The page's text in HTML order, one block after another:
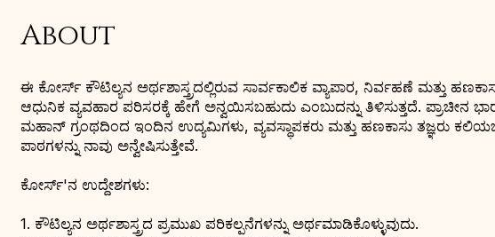
About
ಈ ಕೋರ್ಸ್ ಕೌಟಿಲ್ಯನ ಅರ್ಥಶಾಸ್ತ್ರದಲ್ಲಿರುವ ಸಾರ್ವಕಾಲಿಕ ವ್ಯಾಪಾರ, ನಿರ್ವಹಣೆ ಮತ್ತು ಹಣಕಾಸು
ಆಧುನಿಕ ವ್ಯವಹಾರ ಪರಿಸರಕ್ಕೆ ಹೇಗೆ ಅನ್ವಯಿಸಬಹುದು ಎಂಬುದನ್ನು ತಿಳಿಸುತ್ತದೆ. ಪ್ರಾಚೀನ
ಮಹಾನ್ ಗ್ರಂಥದಿಂದ ಇಂದಿನ ಉದ್ಯಮಿಗಳು, ವ್ಯವಸ್ಥಾಪಕರು ಮತ್ತು ಹಣಕಾಸು ತಜ್ಞರು
ಪಾಠಗಳನ್ನು ನಾವು ಅನ್ವೇಷಿಸುತ್ತೇವೆ.
ಕೋರ್ಸ್'ನ ಉದ್ದೇಶಗಳು:
1. ಕೌಟಿಲ್ಯನ ಅರ್ಥಶಾಸ್ತ್ರದ ಪ್ರಮುಖ ಪರಿಕಲ್ಪನೆಗಳನ್ನು ಅರ್ಥಮಾಡಿಕೊಳ್ಳುವುದು.